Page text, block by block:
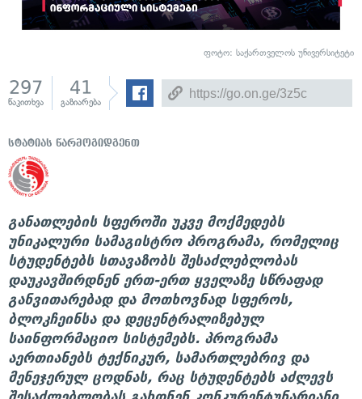
ფოტო: საქართველოს უნივერსიტეტი
297
წაკითხვა
41
გაზიარება
სტატიას წარმოგიდგენთ
განათლების სფეროში უკვე მოქმედებს
უნიკალური სამაგისტრო პროგრამა, რომელიც
სტუდენტებს სთავაზობს შესაძლებლობას
დაუკავშირდნენ ერთ-ერთ ყველაზე სწრაფად
განვითარებად და მოთხოვნად სფეროს,
ბლოკჩეინსა და დეცენტრალიზებულ
საინფორმაციო სისტემებს. პროგრამა
აერთიანებს ტექნიკურ, სამართლებრივ და
მენეჯერულ ცოდნას, რაც სტუდენტებს აძლევს